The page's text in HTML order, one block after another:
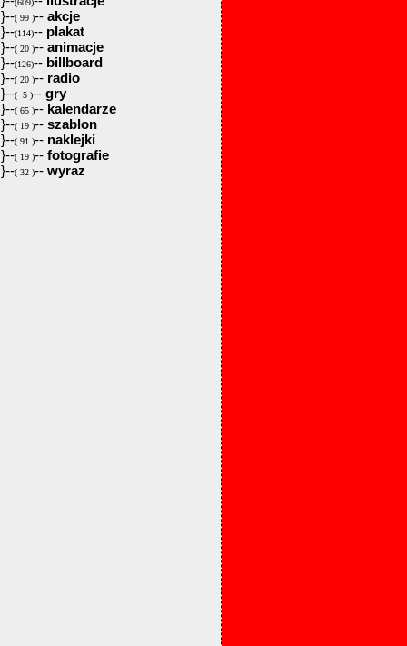
(609)
}--( 99 )-- akcje
}--(114)-- plakat
}--( 20 )-- animacje
}--(126)-- billboard
}--( 20 )-- radio
}--( 5 )-- gry
}--( 65 )-- kalendarze
}--( 19 )-- szablon
}--( 91 )-- naklejki
}--( 19 )-- fotografie
}--( 32 )-- wyraz